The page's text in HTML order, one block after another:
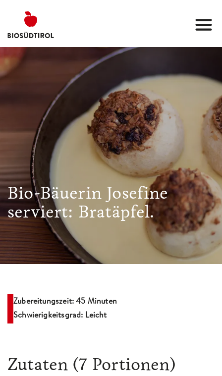
Bio-Bäuerin Josefine
serviert: Bratäpfel.
Zubereitungszeit: 45 Minuten
Schwierigkeitsgrad: Leicht
Zutaten (7 Portionen)